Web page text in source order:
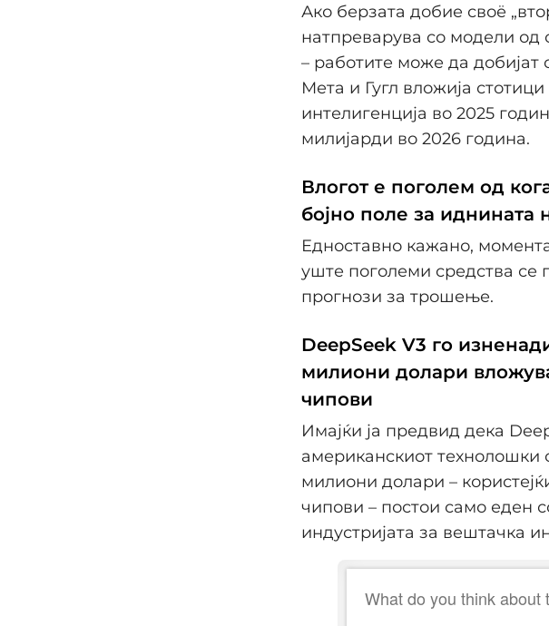
Ако берзата добие своё
натпреварува со модели од
– работите може да добијат
Мета и Гугл вложија
интелигенција во 2025
милијарди во 2026 година.
Влогот е поголем од
бојно поле за иднината
Едноставно кажано,
уште поголеми средства се
прогнози за трошење.
DeepSeek V3 го
милиони долари
чипови
Имајќи ја предвид дека
американскиот технолошки
милиони долари –
чипови – постои само еден
индустријата за вештачка